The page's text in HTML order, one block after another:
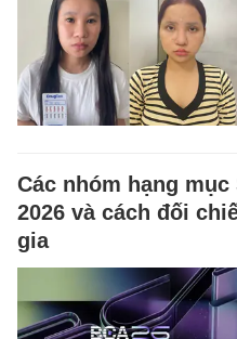
Các nhóm hạng
2026 và cách đối
gia